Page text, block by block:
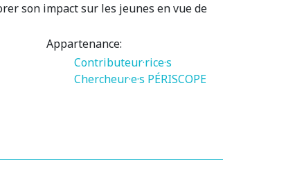
son impact sur les jeunes en vue de
Appartenance:
Contributeur·rice·s
Chercheur·e·s PÉRISCOPE